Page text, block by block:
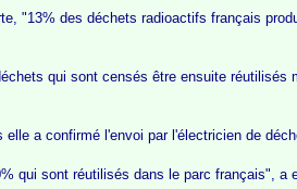
"13% des déchets radioactifs français
qui sont censés être ensuite réutilisés
a confirmé l'envoi par l'électricien de
qui sont réutilisés dans le parc français", a